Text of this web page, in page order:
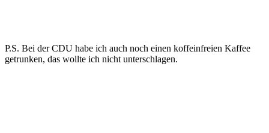
P.S. Bei der CDU habe ich auch noch einen koffeinfreien Kaffee
getrunken, das wollte ich nicht unterschlagen.